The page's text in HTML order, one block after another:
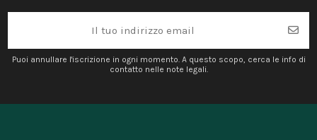
Puoi annullare l'iscrizione in ogni momento. A questo scopo, cerca le info di
contatto nelle note legali.